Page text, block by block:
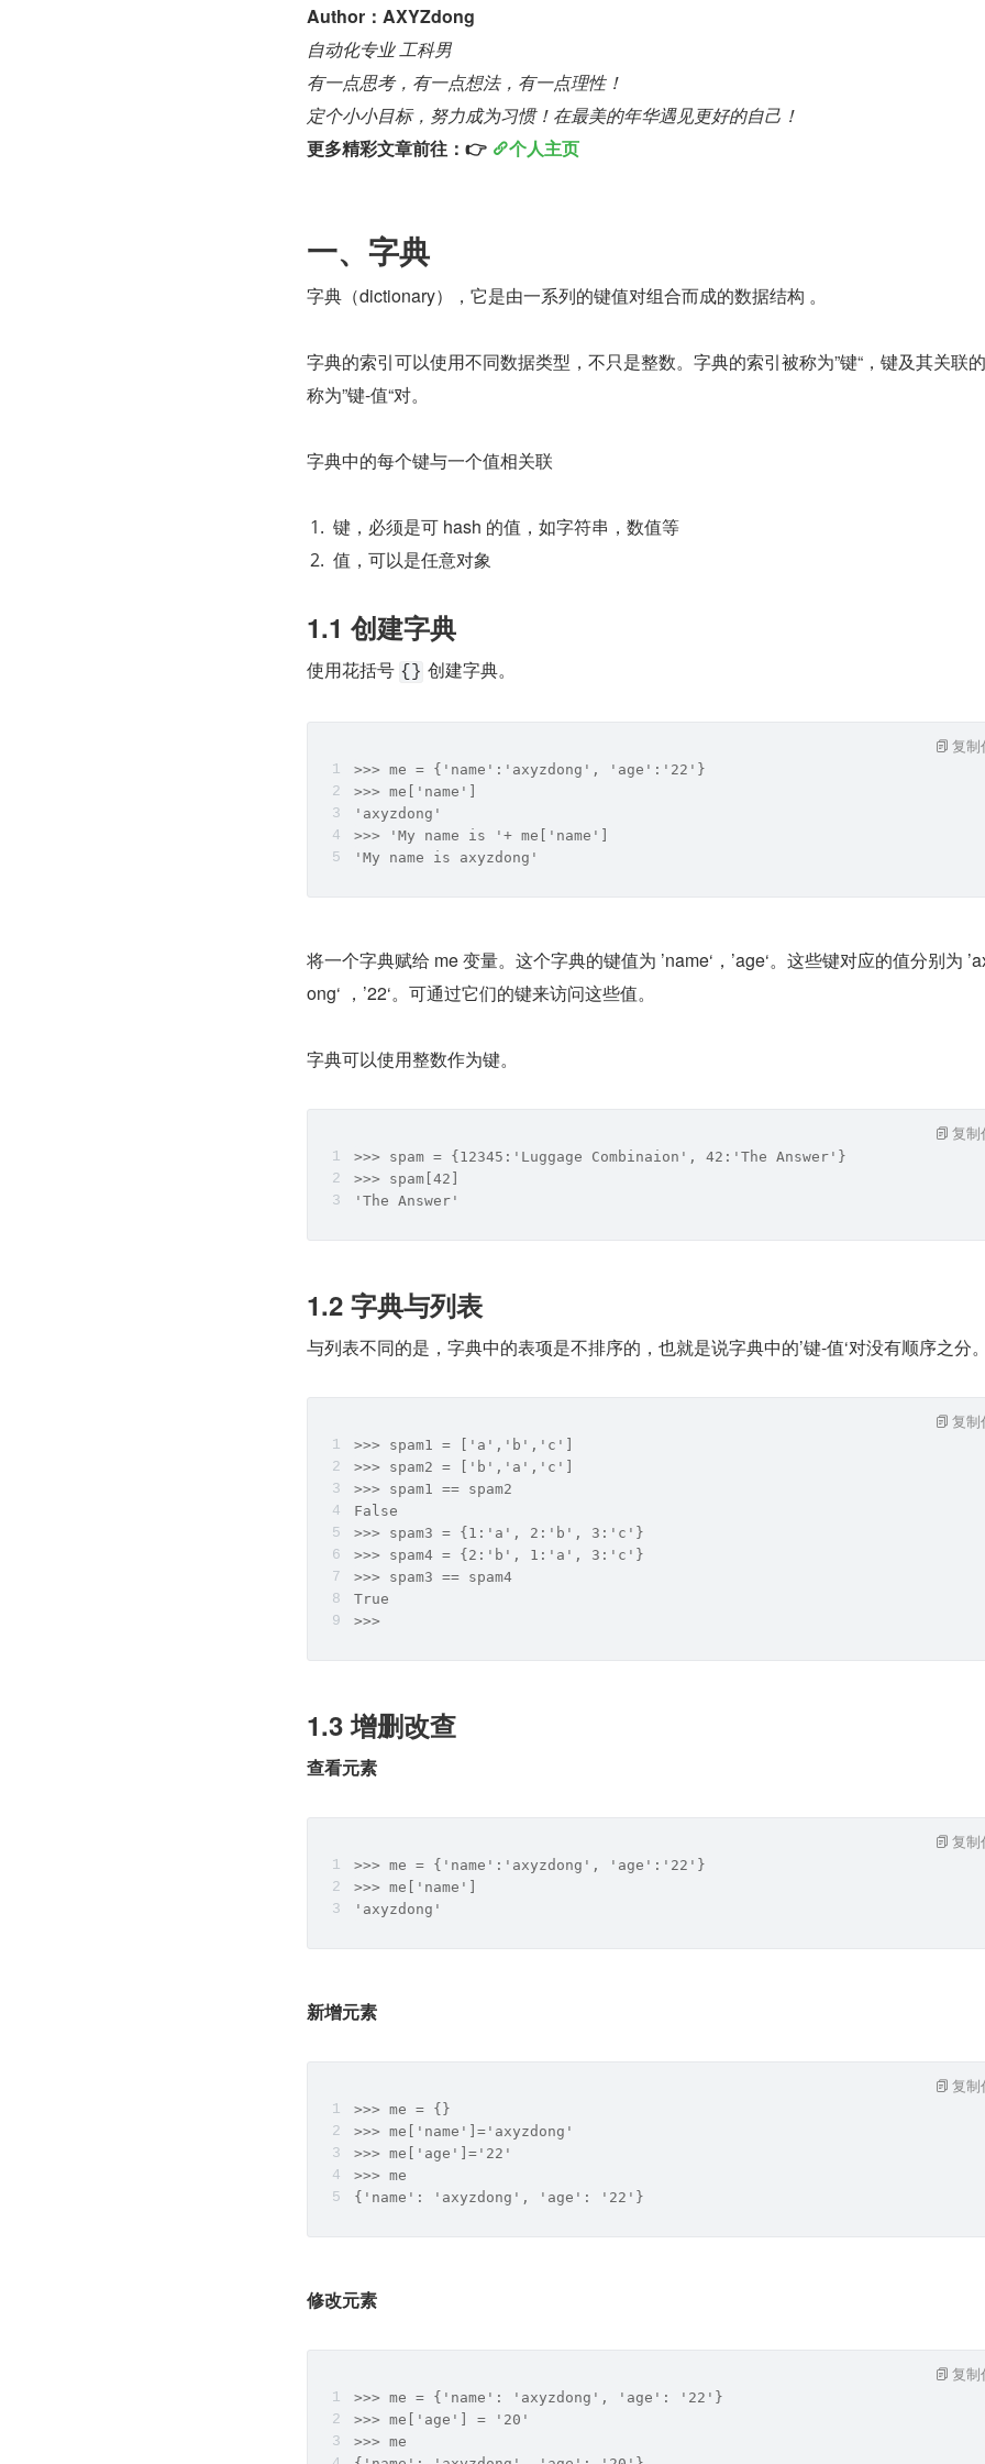
Author：AXYZdong
自动化专业 工科男
有一点思考，有一点想法，有一点理性！
定个小小目标，努力成为习惯！在最美的年华遇见更好的自己！
更多精彩文章前往：👉
个人主页
一、字典
字典（dictionary），它是由一系列的键值对组合而成的数据结构 。
字典的索引可以使用不同数据类型，不只是整数。字典的索引被称为”键“，键及其关联
称为”键-值“对。
字典中的每个键与一个值相关联
键，必须是可 hash 的值，如字符串，数值等
值，可以是任意对象
1.1 创建字典
使用花括号 {} 创建字典。
>>> me = {'name':'axyzdong', 'age':'22'}
>>> me['name']
'axyzdong'
>>> 'My name is '+ me['name']
'My name is axyzdong'
复制
将一个字典赋给 me 变量。这个字典的键值为 ’name‘，’age‘。这些键对应的值分别为
ong‘ ，’22‘。可通过它们的键来访问这些值。
字典可以使用整数作为键。
>>> spam = {12345:'Luggage Combinaion', 42:'The Answer'}
>>> spam[42]
'The Answer'
复制
1.2 字典与列表
与列表不同的是，字典中的表项是不排序的，也就是说字典中的’键-值‘对没有顺序之分
>>> spam1 = ['a','b','c']
>>> spam2 = ['b','a','c']
>>> spam1 == spam2
False
>>> spam3 = {1:'a', 2:'b', 3:'c'}
>>> spam4 = {2:'b', 1:'a', 3:'c'}
>>> spam3 == spam4
True
>>>
复制
1.3 增删改查
查看元素
>>> me = {'name':'axyzdong', 'age':'22'}
>>> me['name']
'axyzdong'
复制
新增元素
>>> me = {}
>>> me['name']='axyzdong'
>>> me['age']='22'
>>> me
{'name': 'axyzdong', 'age': '22'}
复制
修改元素
>>> me = {'name': 'axyzdong', 'age': '22'}
>>> me['age'] = '20'
>>> me
复制